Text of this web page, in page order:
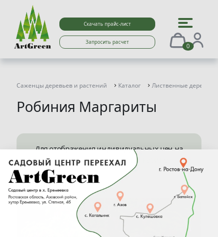
Скачать прайс-лист
Запросить расчет 0
Саженцы деревьев и растений Каталог Лиственные деревья
Робиния Маргариты
Для отображения индивидуальных цен на
сайте перейдите вЛичный кабинет
Найден 1 товар